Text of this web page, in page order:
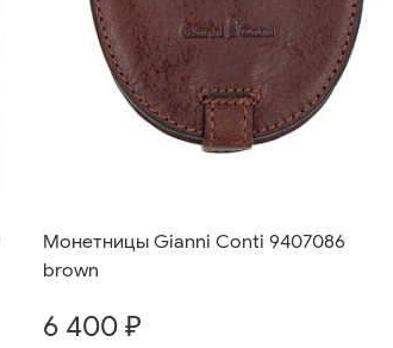
Монетницы Gianni Conti 9407086
brown
6 400 ₽